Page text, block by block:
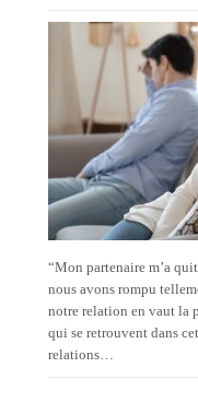
“Mon partenaire m’a
nous avons rompu
notre relation en vaut la
qui se retrouvent dans
relations…